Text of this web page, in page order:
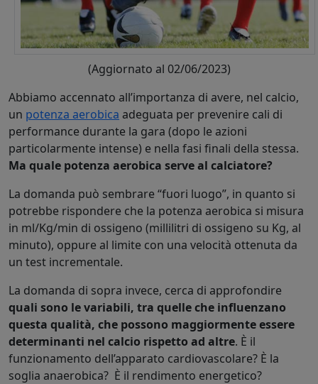
(Aggiornato al 02/06/2023)
Abbiamo accennato all’importanza di avere, nel calcio,
un potenza aerobica adeguata per prevenire cali di
performance durante la gara (dopo le azioni
particolarmente intense) e nella fasi finali della stessa.
Ma quale potenza aerobica serve al calciatore?
La domanda può sembrare “fuori luogo”, in quanto si
potrebbe rispondere che la potenza aerobica si misura
in ml/Kg/min di ossigeno (millilitri di ossigeno su Kg, al
minuto), oppure al limite con una velocità ottenuta da
un test incrementale.
La domanda di sopra invece, cerca di approfondire
quali sono le variabili, tra quelle che influenzano
questa qualità, che possono maggiormente essere
determinanti nel calcio rispetto ad altre. È il
funzionamento dell’apparato cardiovascolare? È la
soglia anaerobica? È il rendimento energetico?